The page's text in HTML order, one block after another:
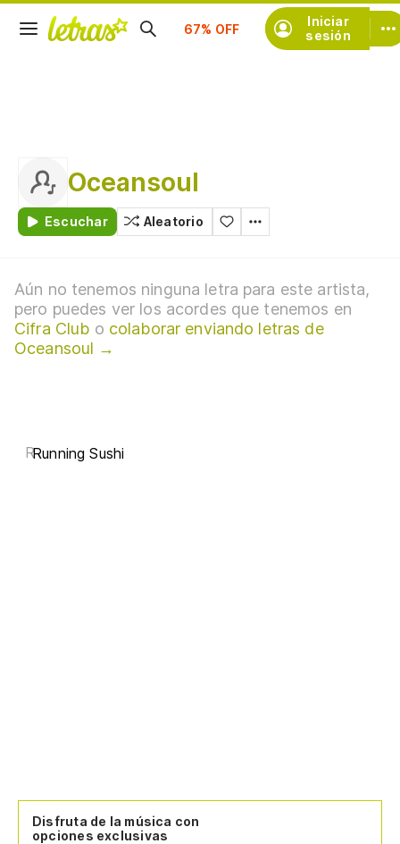
Iniciar
sesión
Suscríbete
Oceansoul
Escuchar Aleatorio
Aún no tenemos ninguna letra para este artista,
pero puedes ver los acordes que tenemos en
Cifra Club o colaborar enviando letras de
Oceansoul →
RRunning Sushi
Disfruta de la música con
opciones exclusivas